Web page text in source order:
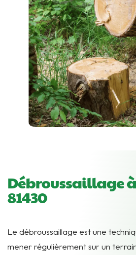
Débroussaillage
81430
Le débroussaillage est une
mener régulièrement sur un